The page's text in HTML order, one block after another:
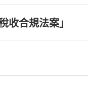
收合規法案」